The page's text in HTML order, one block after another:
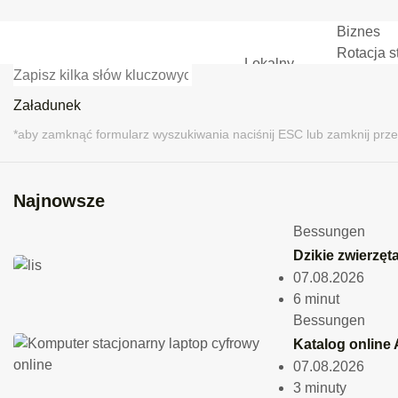
Lokalny
Biznes
Rotacja
Załadunek
*aby zamknąć formularz wyszukiwania naciśnij ESC lub zamknij
Najnowsze
Bessungen
Dzikie
07.08.2026
6 minut
Bessungen
Katalog online
07.08.2026
3 minuty
SZCZYT
kultura
ruchliwość
Mobilność
B 45